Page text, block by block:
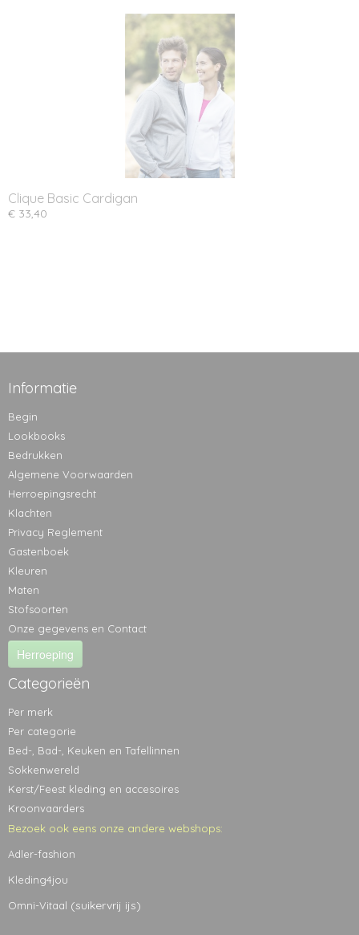
Clique Basic Cardigan
€ 33,40
Informatie
Begin
Lookbooks
Bedrukken
Algemene Voorwaarden
Herroepingsrecht
Klachten
Privacy Reglement
Gastenboek
Kleuren
Maten
Stofsoorten
Onze gegevens en Contact
Herroeping
Categorieën
Per merk
Per categorie
Bed-, Bad-, Keuken en Tafellinnen
Sokkenwereld
Kerst/Feest kleding en accesoires
Kroonvaarders
Bezoek ook eens onze andere webshops:
Adler-fashion
Kleding4jou
Omni-Vitaal (suikervrij ijs)